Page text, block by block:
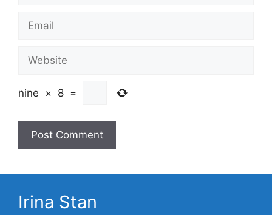
Email
Website
nine × 8 =
Irina Stan